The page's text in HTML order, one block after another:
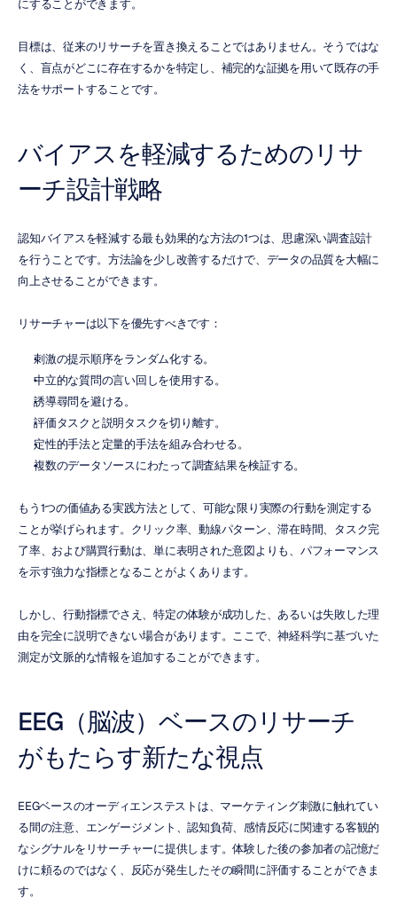
にすることができます。
目標は、従来のリサーチを置き換えることではありません。そうではな
く、盲点がどこに存在するかを特定し、補完的な証拠を用いて既存の手
法をサポートすることです。
バイアスを軽減するためのリサ
ーチ設計戦略
認知バイアスを軽減する最も効果的な方法の1つは、思慮深い調査設計
を行うことです。方法論を少し改善するだけで、データの品質を大幅に
向上させることができます。
リサーチャーは以下を優先すべきです：
刺激の提示順序をランダム化する。
中立的な質問の言い回しを使用する。
誘導尋問を避ける。
評価タスクと説明タスクを切り離す。
定性的手法と定量的手法を組み合わせる。
複数のデータソースにわたって調査結果を検証する。
もう1つの価値ある実践方法として、可能な限り実際の行動を測定する
ことが挙げられます。クリック率、動線パターン、滞在時間、タスク完
了率、および購買行動は、単に表明された意図よりも、パフォーマンス
を示す強力な指標となることがよくあります。
しかし、行動指標でさえ、特定の体験が成功した、あるいは失敗した理
由を完全に説明できない場合があります。ここで、神経科学に基づいた
測定が文脈的な情報を追加することができます。
EEG（脳波）ベースのリサーチ
がもたらす新たな視点
EEGベースのオーディエンステストは、マーケティング刺激に触れてい
る間の注意、エンゲージメント、認知負荷、感情反応に関連する客観的
なシグナルをリサーチャーに提供します。体験した後の参加者の記憶だ
けに頼るのではなく、反応が発生したその瞬間に評価することができま
す。